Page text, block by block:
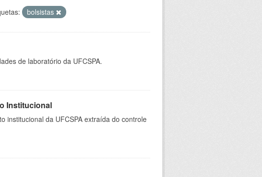
bolsistas
de laboratório da UFCSPA.
Institucional
institucional da UFCSPA extraída do controle